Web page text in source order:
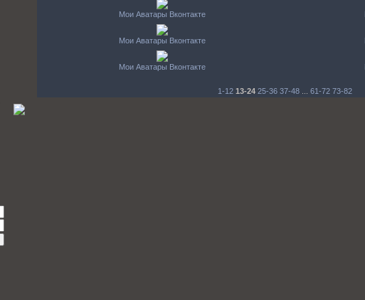
Мои Аватары Вконтакте
Мои Аватары Вконтакте
Мои Аватары Вконтакте
1-12 13-24 25-36 37-48 61-72 73-82